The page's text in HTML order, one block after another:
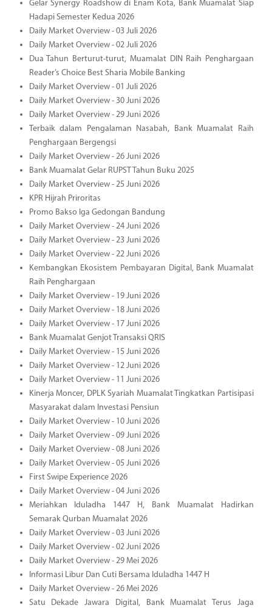
Gelar Synergy Roadshow di Enam Kota, Bank Muamalat Siap
Hadapi Semester Kedua 2026
Daily Market Overview - 03 Juli 2026
Daily Market Overview - 02 Juli 2026
Dua Tahun Berturut-turut, Muamalat DIN Raih Penghargaan
Reader’s Choice Best Sharia Mobile Banking
Daily Market Overview - 01 Juli 2026
Daily Market Overview - 30 Juni 2026
Daily Market Overview - 29 Juni 2026
Terbaik dalam Pengalaman Nasabah, Bank Muamalat Raih
Penghargaan Bergengsi
Daily Market Overview - 26 Juni 2026
Bank Muamalat Gelar RUPST Tahun Buku 2025
Daily Market Overview - 25 Juni 2026
KPR Hijrah Priroritas
Promo Bakso Iga Gedongan Bandung
Daily Market Overview - 24 Juni 2026
Daily Market Overview - 23 Juni 2026
Daily Market Overview - 22 Juni 2026
Kembangkan Ekosistem Pembayaran Digital, Bank Muamalat
Raih Penghargaan
Daily Market Overview - 19 Juni 2026
Daily Market Overview - 18 Juni 2026
Daily Market Overview - 17 Juni 2026
Bank Muamalat Genjot Transaksi QRIS
Daily Market Overview - 15 Juni 2026
Daily Market Overview - 12 Juni 2026
Daily Market Overview - 11 Juni 2026
Kinerja Moncer, DPLK Syariah Muamalat Tingkatkan Partisipasi
Masyarakat dalam Investasi Pensiun
Daily Market Overview - 10 Juni 2026
Daily Market Overview - 09 Juni 2026
Daily Market Overview - 08 Juni 2026
Daily Market Overview - 05 Juni 2026
First Swipe Experience 2026
Daily Market Overview - 04 Juni 2026
Meriahkan Iduladha 1447 H, Bank Muamalat Hadirkan
Semarak Qurban Muamalat 2026
Daily Market Overview - 03 Juni 2026
Daily Market Overview - 02 Juni 2026
Daily Market Overview - 29 Mei 2026
Informasi Libur Dan Cuti Bersama Iduladha 1447 H
Daily Market Overview - 26 Mei 2026
Satu Dekade Jawara Digital, Bank Muamalat Terus Jaga